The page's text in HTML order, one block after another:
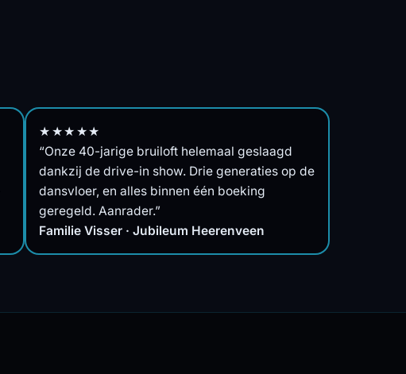
★★★★★
“Onze 40-jarige bruiloft helemaal geslaagd
dankzij de drive-in show. Drie generaties op de
dansvloer, en alles binnen één boeking
geregeld. Aanrader.”
Familie Visser · Jubileum Heerenveen